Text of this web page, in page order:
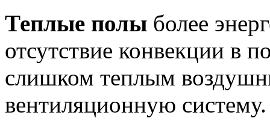
Теплые полы более
отсутствие конвекции в
слишком теплым
вентиляционную систему.